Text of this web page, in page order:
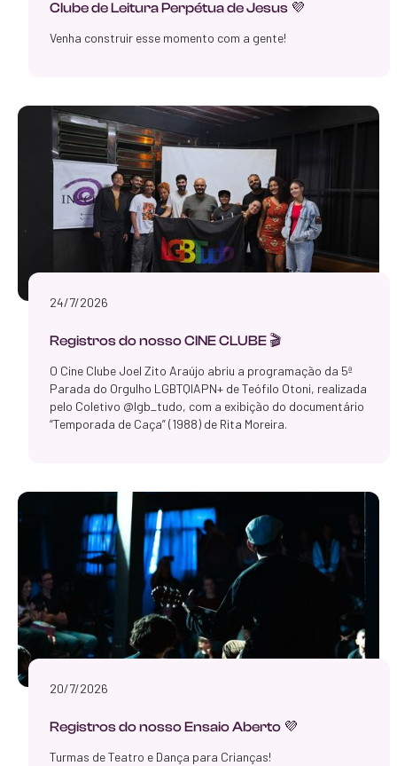
Clube de Leitura Perpétua de Jesus 💜
Venha construir esse momento com a gente!
24/7/2026
Registros do nosso CINE CLUBE 🎬
O Cine Clube Joel Zito Araújo abriu a programação da 5ª
Parada do Orgulho LGBTQIAPN+ de Teófilo Otoni, realizada
pelo Coletivo @lgb_tudo, com a exibição do documentário
“Temporada de Caça” (1988) de Rita Moreira.
20/7/2026
Registros do nosso Ensaio Aberto 💜
Turmas de Teatro e Dança para Crianças!